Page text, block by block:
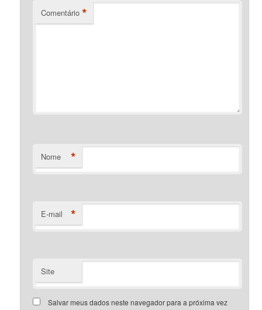
Comentário *
Nome *
E-mail *
Site
Salvar meus dados neste navegador para a próxima vez